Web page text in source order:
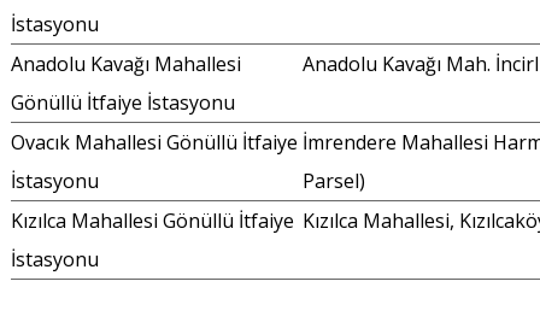
İstasyonu
Anadolu Kavağı Mahallesi
Gönüllü İtfaiye İstasyonu
Anadolu Kavağı Mah.
Ovacık Mahallesi Gönüllü İtfaiye
İstasyonu
İmrendere Mahallesi
Parsel)
Kızılca Mahallesi Gönüllü İtfaiye
İstasyonu
Kızılca Mahallesi,